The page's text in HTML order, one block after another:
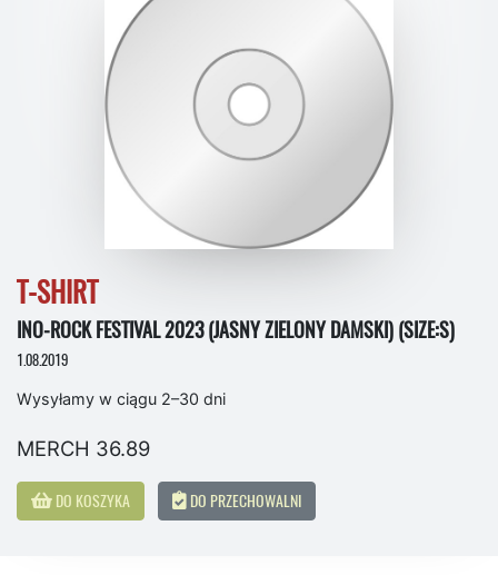
T-SHIRT
INO-ROCK FESTIVAL 2023 (JASNY ZIELONY DAMSKI) (SIZE:S)
1.08.2019
Wysyłamy w ciągu 2–30 dni
MERCH 36.89
DO KOSZYKA DO PRZECHOWALNI